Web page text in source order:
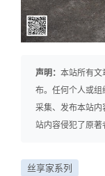
声明： 本站所有文
布。任何个人或组
采集、发布本站
站内容侵犯了原著
丝享家系列